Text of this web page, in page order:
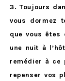
3. Toujours
vous dormez
que vous êtes
une nuit à
remédier à ce
repenser vos